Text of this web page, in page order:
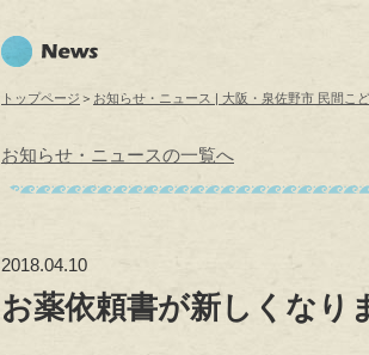
トップページ ＞ お知らせ・ニュース | 大阪・泉佐野市 民間こ
お知らせ・ニュースの一覧へ
2018.04.10
お薬依頼書が新しくなり